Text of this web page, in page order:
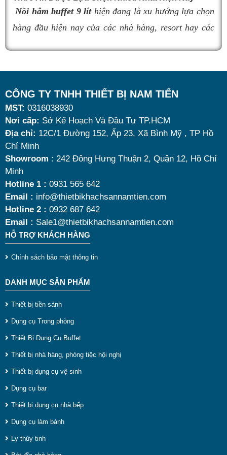
Dụng cụ pha chế quầy bar
Những dụng cụ pha chế cơ bản cần thiết cho một quầy
bar có thể kể đến như:
- Ly đong định lượng
- Muỗng đong định lượng
- Strainers (Dụng cụ lọc)
cầu sử dụng là vô cùng quan trọng. Dưới đây là
Nồi hâm buffet 9 líthiện đang là xu hướng lựa chọn
hàng đầu hiện nay của các nhà hàng, resort hay các
Tuy nhiên, giữa hàng loạt mẫu mã trên thị trường,
đâu là loại phù hợp nhất? Nên chọn nồi hâm buffet
dùng điện hay dùng cồn? Cùng tìm hiểu những tiêu
chí quan trọng giúp bạn chọn được mẫu
nóng thức ăn 9 lítchất lượng, bền đẹp và tối ưu chi
phí nhất hiện nay.
CÔNG TY TNHH THIẾT BỊ NAM TIẾN
MST: 0316038930
Nơi cấp: Sở Kế Hoạch Và Đầu Tư TP.HCM
Địa chỉ: 12C/1 Đường 152, Ấp 23, Xã Bình Mỹ , TP Hồ
Chí Minh
Showroom : 242 Đông Hưng Thuận 2, Quận 12, Hồ Chí
Minh
Hotline 1 : 0931 565 642
Email : info@thietbikhachsannamtien.com
Hotline 2 : 0932 687 642
Email : Sale1@thietbikhachsannamtien.com
HỖ TRỢ KHÁCH HÀNG
Chính sách bảo mật thông tin
DANH MỤC SẢN PHẨM
Thiết bị tiền sảnh
Dụng cụ Trong phòng
Thiết Bị Dụng Cụ Buffet
Thiết bị nhà hàng, phòng tiệc hội nghị
Thiết bị dụng cụ vệ sinh
Dụng cụ bar
Thiết bị dụng cụ nhà bếp
Dụng cụ làm bánh
Ly thủy tinh